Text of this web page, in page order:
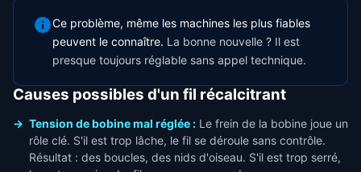
Ce problème, même les machines les plus fiables
peuvent le connaître. La bonne nouvelle ? Il est
presque toujours réglable sans appel technique.
Causes possibles d'un fil récalcitrant
Tension de bobine mal réglée : Le frein de la bobine joue un
rôle clé. S'il est trop lâche, le fil se déroule sans contrôle.
Résultat : des boucles, des nids d'oiseau. S'il est trop serré,